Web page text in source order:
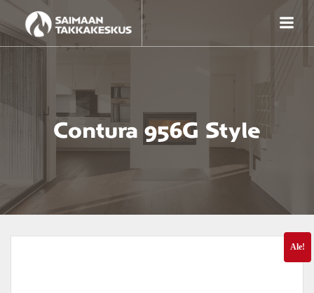
to
content
Contura 956G Style
Ale!